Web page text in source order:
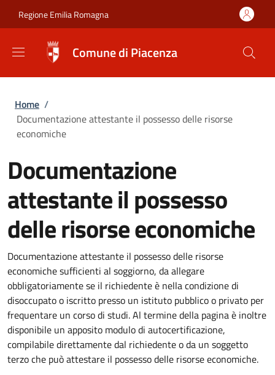
Regione Emilia Romagna
Comune di Piacenza
Briciole di pane
Home /
Documentazione attestante il possesso delle risorse
economiche
Documentazione
attestante il possesso
delle risorse economiche
Documentazione attestante il possesso delle risorse
economiche sufficienti al soggiorno, da allegare
obbligatoriamente se il richiedente è nella condizione di
disoccupato o iscritto presso un istituto pubblico o privato per
frequentare un corso di studi. Al termine della pagina è inoltre
disponibile un apposito modulo di autocertificazione,
compilabile direttamente dal richiedente o da un soggetto
terzo che può attestare il possesso delle risorse economiche.